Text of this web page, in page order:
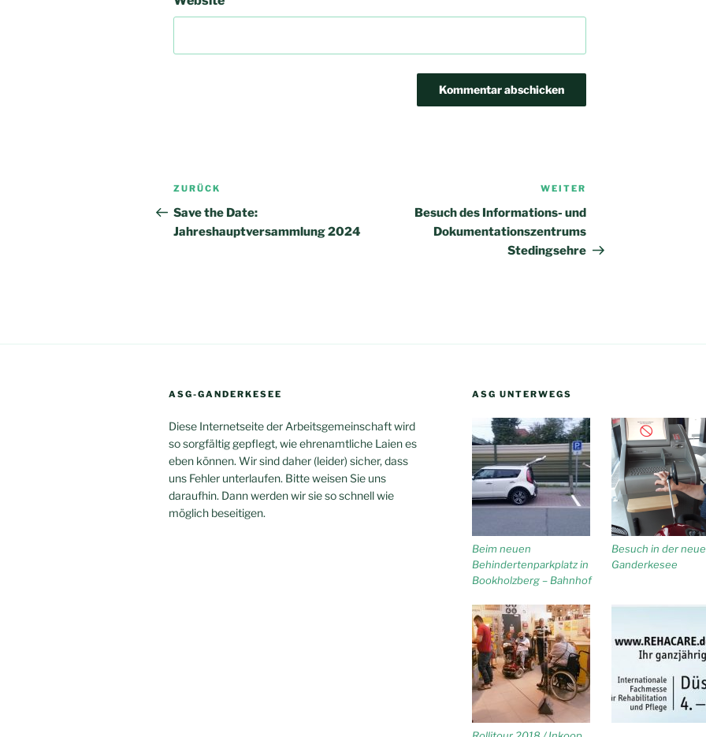
Beitrags-
Navigation
Vorheriger
Beitrag
ZURÜCK
Save the Date:
Jahreshauptversammlung 2024
Beitrag
WEITER
Besuch des Informations- und
Dokumentationszentrums
Stedingsehre
ASG-GANDERKESEE
Diese Internetseite der Arbeitsgemeinschaft wird
so sorgfältig gepflegt, wie ehrenamtliche Laien es
eben können. Wir sind daher (leider) sicher, dass
uns Fehler unterlaufen. Bitte weisen Sie uns
daraufhin. Dann werden wir sie so schnell wie
möglich beseitigen.
ASG UNTERWEGS
Beim neuen
Behindertenparkplatz in
Bookholzberg – Bahnhof
Besuch in der
Ganderkesee